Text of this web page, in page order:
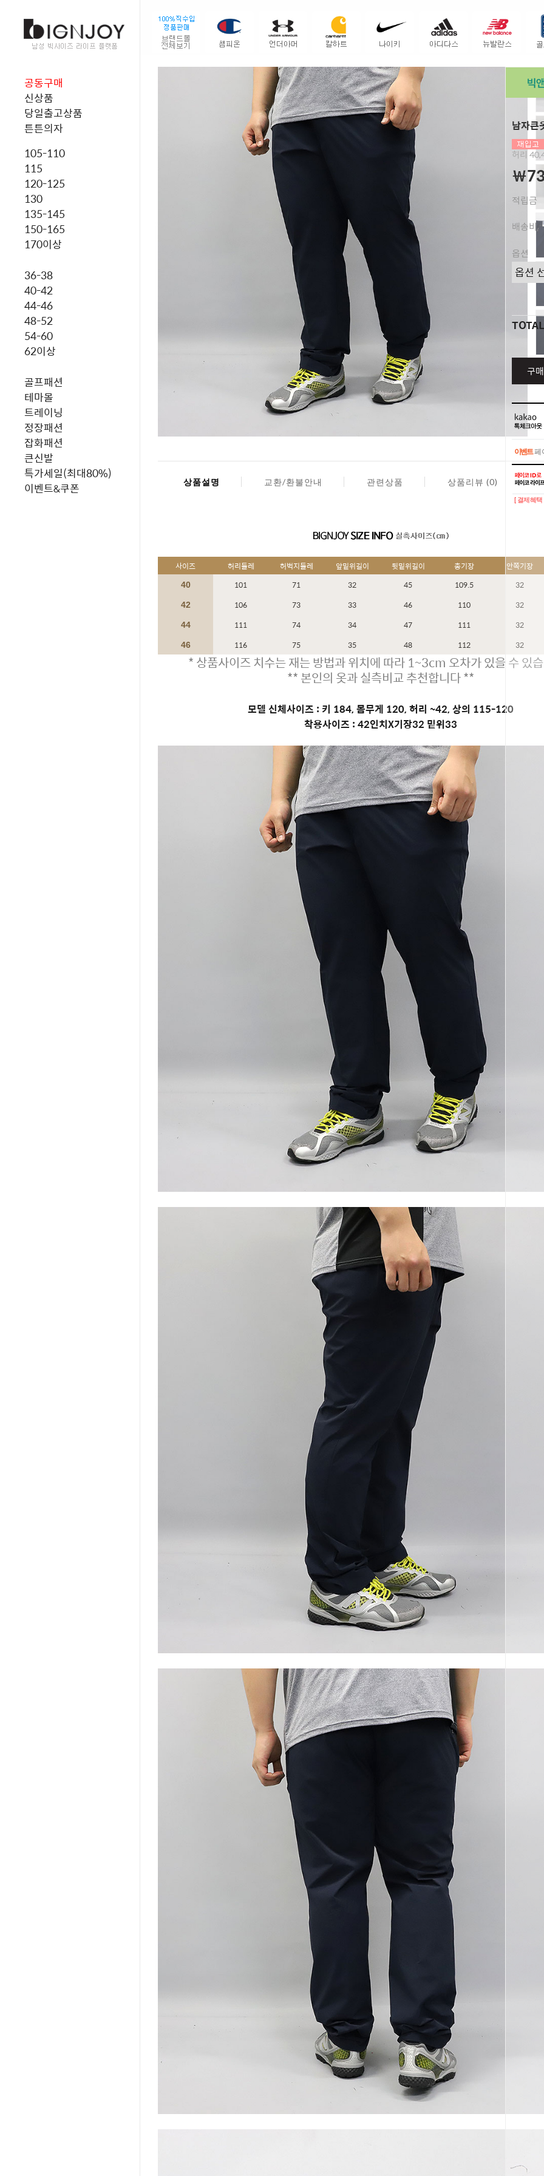
공동구매
신상품
당일출고상품
튼튼의자
105-110
115
120-125
130
135-145
150-165
170이상
36-38
40-42
44-46
48-52
54-60
62이상
골프패션
테마몰
트레이닝
정장패션
잡화패션
큰신발
특가세일(최대80%)
이벤트&쿠폰
남자큰
허리
￦
적립금
배송비
옵션
TOTAL
구
이벤트페
이벤트페
[ 결제혜
상품설명 교환/환불안내 관련상품 상품리뷰 (0)
사이즈 허리둘레 허벅지둘레 앞밑위길이 뒷밑위길이 총기장 안쪽기장
40 101 71 32 45 109.5 32
42 106 73 33 46 110 32
44 111 74 34 47 111 32
46 116 75 35 48 112 32
* 상품사이즈 치수는 재는 방법과 위치에 따라 1~3cm 오차가 있을 수 있
** 본인의 옷과 실측비교 추천합니다 **
모델 신체사이즈 : 키 184, 몸무게 120, 허리 ~42, 상의 115-120
착용사이즈 : 42인치X기장32 밑위33